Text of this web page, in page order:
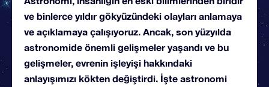
ve binlerce yıldır gökyüzündeki olayları anlamaya
ve açıklamaya çalışıyoruz. Ancak, son yüzyılda
astronomide önemli gelişmeler yaşandı ve bu
gelişmeler, evrenin işleyişi hakkındaki
anlayışımızı kökten değiştirdi. İşte astronomi